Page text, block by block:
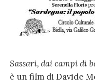
Sassari, dai campi di
è un film di Davide